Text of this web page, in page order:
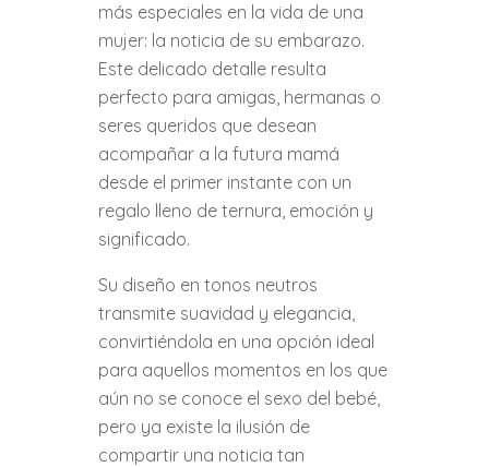
más especiales en la vida de una
mujer: la noticia de su embarazo.
Este delicado detalle resulta
perfecto para amigas, hermanas o
seres queridos que desean
acompañar a la futura mamá
desde el primer instante con un
regalo lleno de ternura, emoción y
significado.
Su diseño en tonos neutros
transmite suavidad y elegancia,
convirtiéndola en una opción ideal
para aquellos momentos en los que
aún no se conoce el sexo del bebé,
pero ya existe la ilusión de
compartir una noticia tan